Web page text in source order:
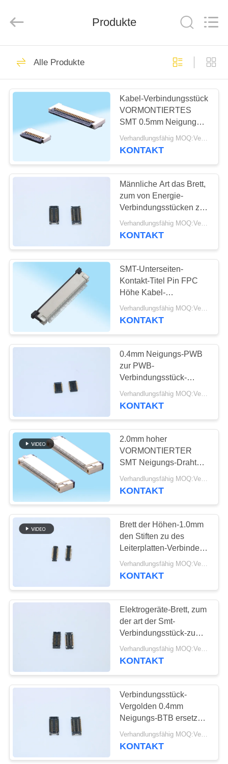
HAUS
PRODUKTE
UNS
FABRIK-
AUSFLUG
QUALITÄTSKONTROLLE
TRETEN
SIE
VERBINDUNG
ZITAT
NEWS
SITEMAP
PRIVACY
POLICY
Rights
Reserved.
fpc
Kabelverbindungsstück
Leiterplatten-
Verbinder
85
usb-Art c-
Verbindungsstück
Verbindungsstück
Pin-Titel-
Verbindungsstück
Titelverbindungsstück
22
SIM-Karten-
Verbindungsstück
Produkte
Alle Produkte
Kabel-Verbindungsstück
VORMONTIERTES
SMT 0.5mm Neigung
Dalee Fpc herauf und
unter Kontakt für
Verhandlungsfähig MOQ:Verhandelbar
KONTAKT
Männliche Art das Brett,
zum von Energie-
Verbindungsstücken zu
verschalen ersetzen
Kyocera 14-5805-024-
Verhandlungsfähig MOQ:Verhandelbar
KONTAKT
SMT-Unterseiten-
Kontakt-Titel Pin FPC
Höhe Kabel-
Verbindungsstück
Dalee-Produkt-2.0mm
Verhandlungsfähig MOQ:Verhandelbar
KONTAKT
0.4mm Neigungs-PWB
zur PWB-
Verbindungsstück-
weiblichen Art ersetzen
Kyocera 24-5805-024-
KONTAKT
2.0mm hoher
VORMONTIERTER
SMT Neigungs-Draht
des PWB-Energie-
Verbindungsstück-
Verhandlungsfähig MOQ:Verhandelbar
KONTAKT
Brett der Höhen-1.0mm
den Stiften zu des
Leiterplatten-Verbinder-
24 ersetzen AXT524124
Panasonic
Verhandlungsfähig MOQ:Verhandelbar
KONTAKT
Elektrogeräte-Brett, zum
der art der Smt-
Verbindungsstück-zu
verschalen
Stiftmannes0.4mm
Verhandlungsfähig MOQ:Verhandelbar
KONTAKT
Verbindungsstück-
Vergolden 0.4mm
Neigungs-BTB ersetzen
AA03-P024VA1/WP3-
P024VA1 JAE
KONTAKT